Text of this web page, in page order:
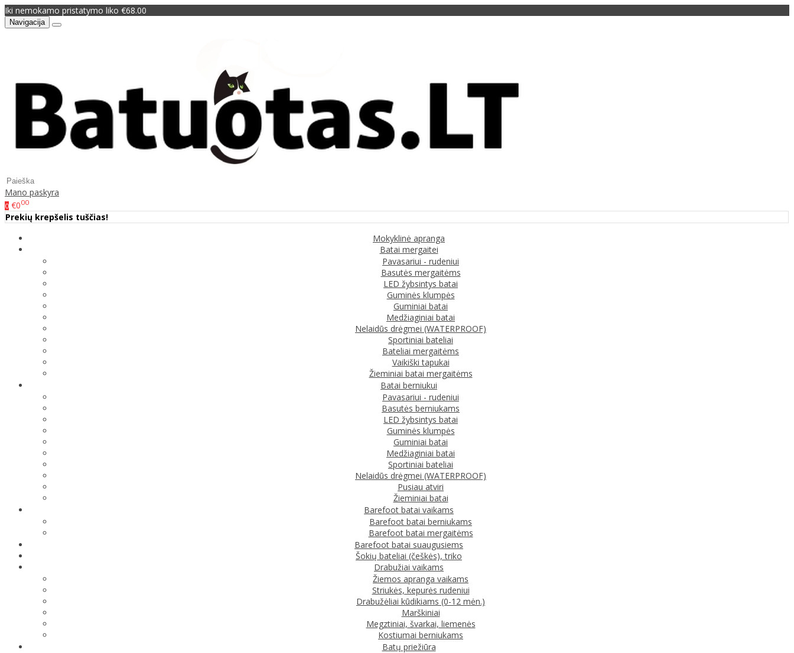
Iki nemokamo pristatymo liko €68.00
Navigacija
Mano paskyra
0 €000
Prekių krepšelis tuščias!
Mokyklinė apranga
Batai mergaitei
Pavasariui - rudeniui
Basutės mergaitėms
LED žybsintys batai
Guminės klumpės
Guminiai batai
Medžiaginiai batai
Nelaidūs drėgmei (WATERPROOF)
Sportiniai bateliai
Bateliai mergaitėms
Vaikiški tapukai
Žieminiai batai mergaitėms
Batai berniukui
Pavasariui - rudeniui
Basutės berniukams
LED žybsintys batai
Guminės klumpės
Guminiai batai
Medžiaginiai batai
Sportiniai bateliai
Nelaidūs drėgmei (WATERPROOF)
Pusiau atviri
Žieminiai batai
Barefoot batai vaikams
Barefoot batai berniukams
Barefoot batai mergaitėms
Barefoot batai suaugusiems
Šokių bateliai (češkės), triko
Drabužiai vaikams
Žiemos apranga vaikams
Striukės, kepurės rudeniui
Drabužėliai kūdikiams (0-12 mėn.)
Marškiniai
Megztiniai, švarkai, liemenės
Kostiumai berniukams
Batų priežiūra